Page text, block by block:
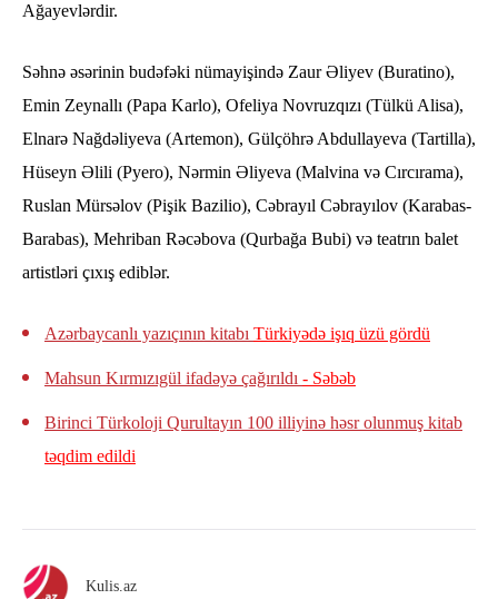
Ağayevlərdir.
Səhnə əsərinin budəfəki nümayişində Zaur Əliyev (Buratino),
Emin Zeynallı (Papa Karlo), Ofeliya Novruzqızı (Tülkü Alisa),
Elnarə Nağdəliyeva (Artemon), Gülçöhrə Abdullayeva (Tartilla),
Hüseyn Əlili (Pyero), Nərmin Əliyeva (Malvina və Cırcırama),
Ruslan Mürsəlov (Pişik Bazilio), Cəbrayıl Cəbrayılov (Karabas-
Barabas), Mehriban Rəcəbova (Qurbağa Bubi) və teatrın balet
artistləri çıxış ediblər.
Azərbaycanlı yazıçının kitabı Türkiyədə işıq üzü gördü
Mahsun Kırmızıgül ifadəyə çağırıldı - Səbəb
Birinci Türkoloji Qurultayın 100 illiyinə həsr olunmuş kitab
təqdim edildi
Kulis.az